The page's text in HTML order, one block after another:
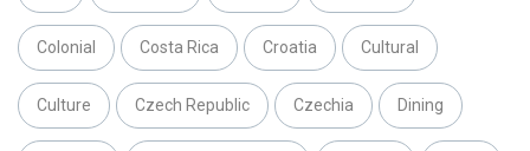
Colonial Costa Rica Croatia Cultural
Culture Czech Republic Czechia Dining